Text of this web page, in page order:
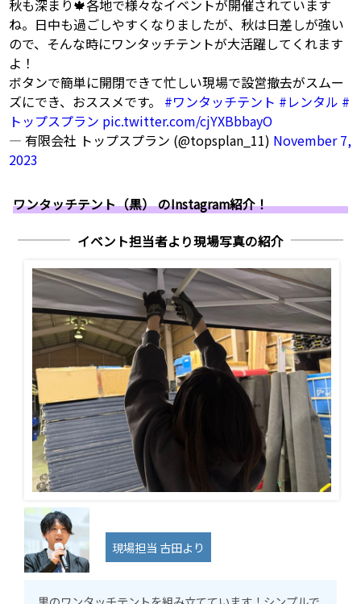
秋も深まり🍁各地で様々なイベントが開催されています
ね。日中も過ごしやすくなりましたが、秋は日差しが強い
ので、そんな時にワンタッチテントが大活躍してくれます
よ！
ボタンで簡単に開閉できて忙しい現場で設営撤去がスムー
ズにでき、おススメです。 #ワンタッチテント #レンタル #
トップスプラン pic.twitter.com/cjYXBbbayO
— 有限会社 トップスプラン (@topsplan_11) November 7,
2023
ワンタッチテント（黒） のInstagram紹介！
イベント担当者より現場写真の紹介
現場担当 古田より